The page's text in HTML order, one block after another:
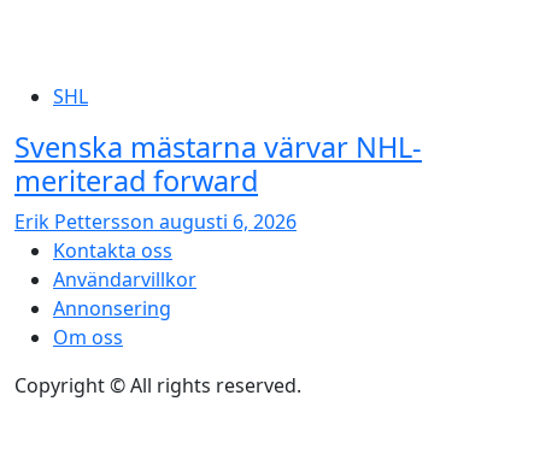
SHL
Svenska mästarna värvar NHL-
meriterad forward
Erik Pettersson augusti 6, 2026
Kontakta oss
Användarvillkor
Annonsering
Om oss
Copyright © All rights reserved.